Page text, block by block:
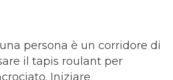
persona è un corridore di
il tapis roulant per
Iniziare